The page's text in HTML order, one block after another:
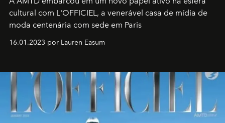
cultural com L'OFFICIEL, a venerável casa de mídia de
moda centenária com sede em Paris
16.01.2023 por Lauren Easum